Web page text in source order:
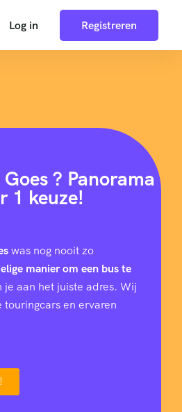
Log in Registreren
? Panorama
1 keuze!
was nog nooit zo
manier om een bus te
je aan het juiste adres. Wij
en ervaren